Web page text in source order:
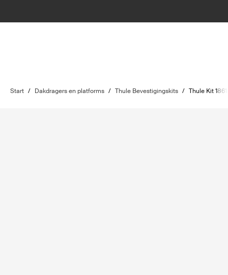
Start / Dakdragers en platforms / Thule Bevestigingskits / Thule Kit